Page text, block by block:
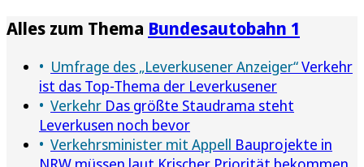
Alles zum Thema Bundesautobahn 1
Umfrage des „Leverkusener Anzeiger“Verkehr
ist das Top-Thema der Leverkusener
Verkehr Das größte Staudrama steht
Leverkusen noch bevor
Verkehrsminister mit Appell Bauprojekte in